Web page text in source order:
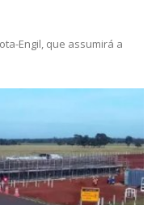
Engil, que assumirá a